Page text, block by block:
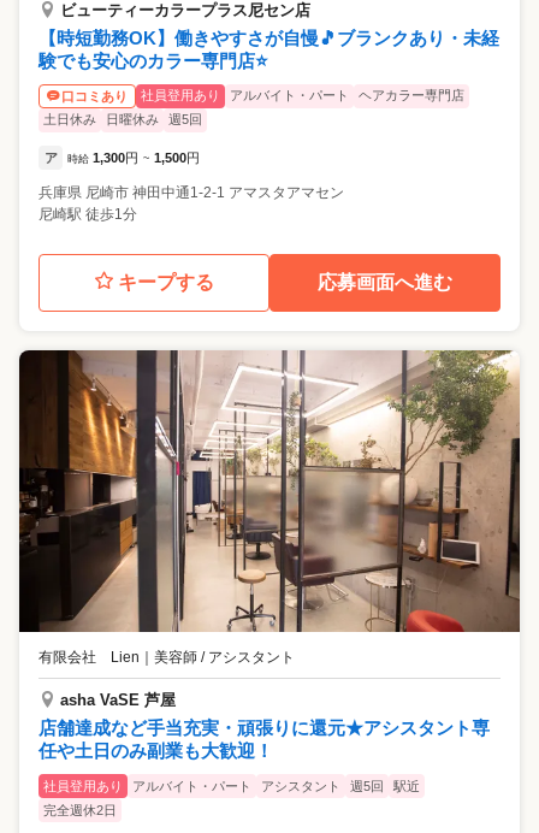
ビューティーカラープラス尼セン店
【時短勤務OK】働きやすさが自慢🎵ブランクあり・未経
験でも安心のカラー専門店⭐
口コミあり 社員登用あり アルバイト・パート
ヘアカラー専門店
土日休み
日曜休み 週5回
ア 時給 1,300円 ~ 1,500円
兵庫県 尼崎市 神田中通1-2-1 アマスタアマセン
尼崎駅 徒歩1分
キープする 応募画面へ進む
有限会社 Lien 美容師 / アシスタント
asha VaSE 芦屋
店舗達成など手当充実・頑張りに還元★アシスタント専
任や土日のみ副業も大歓迎！
社員登用あり アルバイト・パート アシスタント 週5回
駅近
完全週休2日